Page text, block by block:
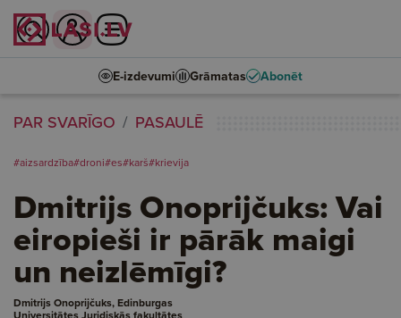
E-izdevumi Grāmatas Abonēt
PAR SVARĪGO PASAULĒ
#aizsardzība#droni#es#karš#krievija
Dmitrijs Onoprijčuks: Vai
eiropieši ir pārāk maigi
un neizlēmīgi?
Dmitrijs Onoprijčuks, Edinburgas